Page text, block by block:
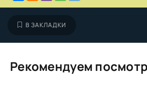
В ЗАКЛАДКИ
Рекомендуем